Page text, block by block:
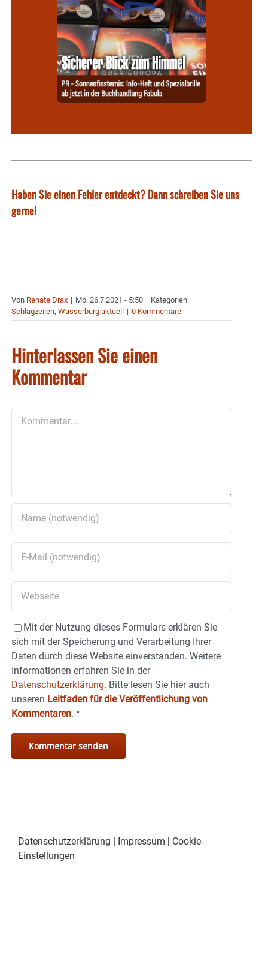
Haben Sie einen Fehler entdeckt? Dann schreiben Sie uns
gerne!
Von Renate Drax | Mo. 26.7.2021 - 5:50 | Kategorien:
Schlagzeilen, Wasserburg aktuell | 0 Kommentare
Hinterlassen Sie einen
Kommentar
Mit der Nutzung dieses Formulars erklären Sie
sich mit der Speicherung und Verarbeitung Ihrer
Daten durch diese Website einverstanden. Weitere
Informationen erfahren Sie in der
Datenschutzerklärung. Bitte lesen Sie hier auch
unseren Leitfaden für die Veröffentlichung von
Kommentaren. *
Datenschutzerklärung | Impressum | Cookie-
Einstellungen